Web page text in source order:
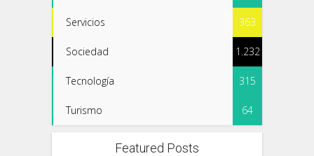
Servicios 363
Sociedad 1.232
Tecnología 315
Turismo 64
Featured Posts